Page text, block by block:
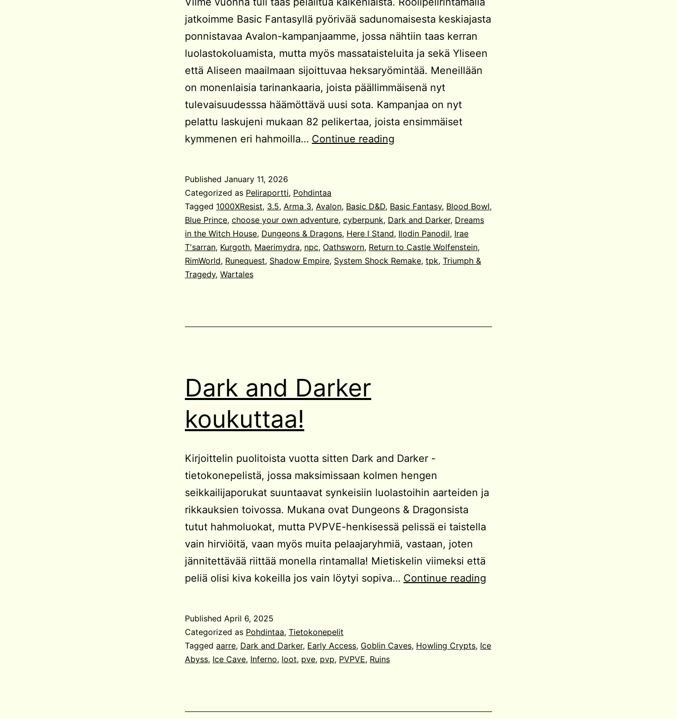
jatkoimme Basic Fantasyllä pyörivää sadunomaisesta keskiajasta
ponnistavaa Avalon-kampanjaamme, jossa nähtiin taas kerran
luolastokoluamista, mutta myös massataisteluita ja sekä Yliseen
että Aliseen maailmaan sijoittuvaa heksaryömintää. Meneillään
on monenlaisia tarinankaaria, joista päällimmäisenä nyt
tulevaisuudesssa häämöttävä uusi sota. Kampanjaa on nyt
pelattu laskujeni mukaan 82 pelikertaa, joista ensimmäiset
kymmenen eri hahmoilla… Continue reading
Published January 11, 2026
Categorized as Peliraportti, Pohdintaa
Tagged 1000XResist, 3.5, Arma 3, Avalon, Basic D&D, Basic Fantasy, Blood Bowl,
Blue Prince, choose your own adventure, cyberpunk, Dark and Darker, Dreams
in the Witch House, Dungeons & Dragons, Here I Stand, Ilodin Panodil, Irae
T'sarran, Kurgoth, Maerimydra, npc, Oathsworn, Return to Castle Wolfenstein,
RimWorld, Runequest, Shadow Empire, System Shock Remake, tpk, Triumph &
Tragedy, Wartales
Dark and Darker
koukuttaa!
Kirjoittelin puolitoista vuotta sitten Dark and Darker -
tietokonepelistä, jossa maksimissaan kolmen hengen
seikkailijaporukat suuntaavat synkeisiin luolastoihin aarteiden ja
rikkauksien toivossa. Mukana ovat Dungeons & Dragonsista
tutut hahmoluokat, mutta PVPVE-henkisessä pelissä ei taistella
vain hirviöitä, vaan myös muita pelaajaryhmiä, vastaan, joten
jännitettävää riittää monella rintamalla! Mietiskelin viimeksi että
peliä olisi kiva kokeilla jos vain löytyi sopiva… Continue reading
Published April 6, 2025
Categorized as Pohdintaa, Tietokonepelit
Tagged aarre, Dark and Darker, Early Access, Goblin Caves, Howling Crypts, Ice
Abyss, Ice Cave, Inferno, loot, pve, pvp, PVPVE, Ruins